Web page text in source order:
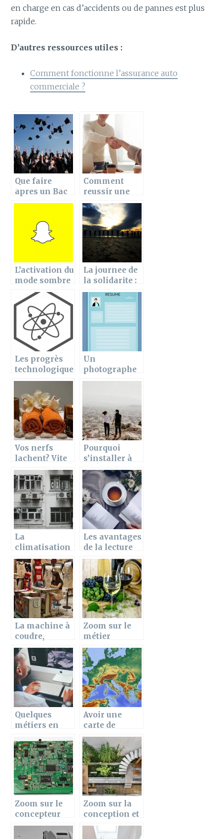
en charge en cas d’accidents ou de pannes est plus
rapide.
D’autres ressources utiles :
Comment fonctionne l’assurance auto
commerciale ?
Que faire
apres un Bac
STG-STMG ?
filieres et des
Ecoles !
Comment
reussir une
prise de
contact
commerciale
en 6 etapes ?
L’activation du
mode sombre
sur Snapchat :
comment
proceder ?
La journee de
la solidarite :
quel jour
choisir pour
son
application ?
Les progrès
technologique
qui ont
contribué a
changer la vie
Un
photographe
LinkedIn, une
Vos nerfs
lachent? Vite
un massage
s’impose
Pourquoi
s’installer à
Ancenis ?
Quelques
points
positifs
d’Ancenis
La
climatisation
contre la
chaleur : La
gestion de
votre clim
Les avantages
de la lecture
pour celui qui
la pratique
La machine à
coudre,
essentielle à
la maison
Zoom sur le
métier
d’œnologue ?
Quelques
métiers en
informatique
Avoir une
carte de
france
pendant ces
voyages en
France
Zoom sur le
concepteur
carte de
circuit
Zoom sur la
conception et
l’amenageme
nt d’une